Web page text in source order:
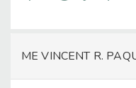
ME VINCENT R.